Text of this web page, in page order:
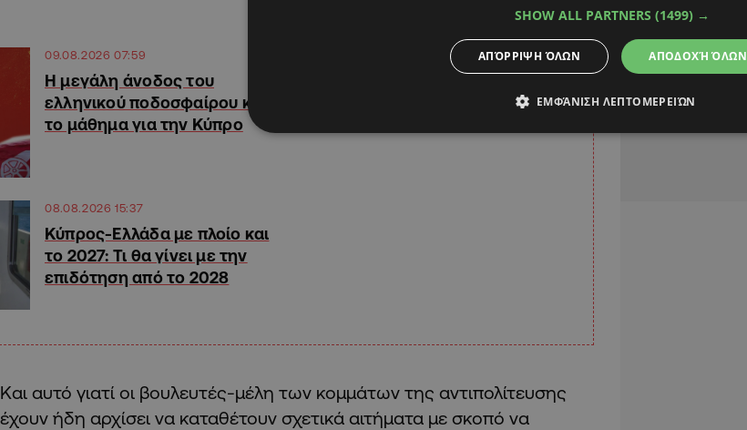
09.08.2026 07:59
Η μεγάλη άνοδος του
ελληνικού ποδοσφαίρου και
το μάθημα για την Κύπρο
08.08.2026 15:37
Κύπρος-Ελλάδα με πλοίο και
το 2027: Τι θα γίνει με την
επιδότηση από το 2028
Και αυτό γιατί οι βουλευτές-μέλη των κομμάτων της αντιπολίτευσης
έχουν ήδη αρχίσει να καταθέτουν σχετικά αιτήματα με σκοπό να
SHOW ALL PARTNERS (1499) →
ΑΠΟΔΟΧΉ ΌΛΩΝ
ΑΠΌΡΡΙΨΗ ΌΛΩΝ
ΕΜΦΆΝΙΣΗ ΛΕΠΤΟΜΕΡΕΙΏΝ